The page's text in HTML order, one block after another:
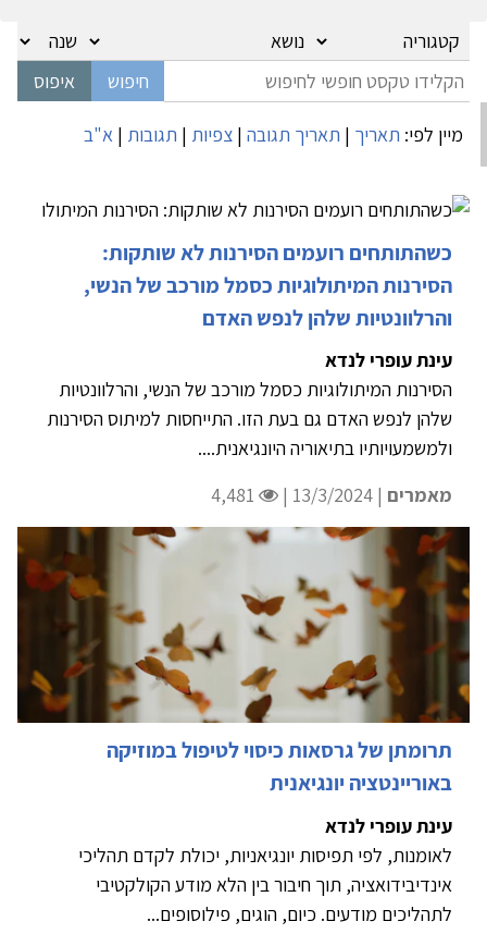
מיין לפי: תאריך | תאריך תגובה | צפיות | תגובות | א"ב
כשהתותחים רועמים הסירנות לא שותקות:
הסירנות המיתולוגיות כסמל מורכב של הנשי,
והרלוונטיות שלהן לנפש האדם
עינת עופרי לנדא
הסירנות המיתולוגיות כסמל מורכב של הנשי, והרלוונטיות
שלהן לנפש האדם גם בעת הזו. התייחסות למיתוס הסירנות
ולמשמעויותיו בתיאוריה היונגיאנית....
מאמרים | 13/3/2024 |
תרומתן של גרסאות כיסוי לטיפול במוזיקה
באוריינטציה יונגיאנית
עינת עופרי לנדא
לאומנות, לפי תפיסות יונגיאניות, יכולת לקדם תהליכי
אינדיבידואציה, תוך חיבור בין הלא מודע הקולקטיבי
לתהליכים מודעים. כיום, הוגים, פילוסופים...